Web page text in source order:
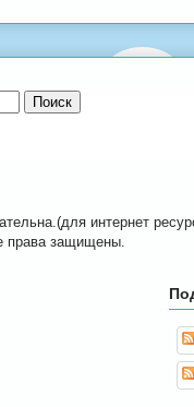
интернет
права защищены.